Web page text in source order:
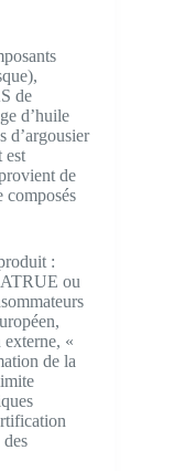
de
d’huile
d’argousier
est
de
composés
:
ou
externe, «
de la